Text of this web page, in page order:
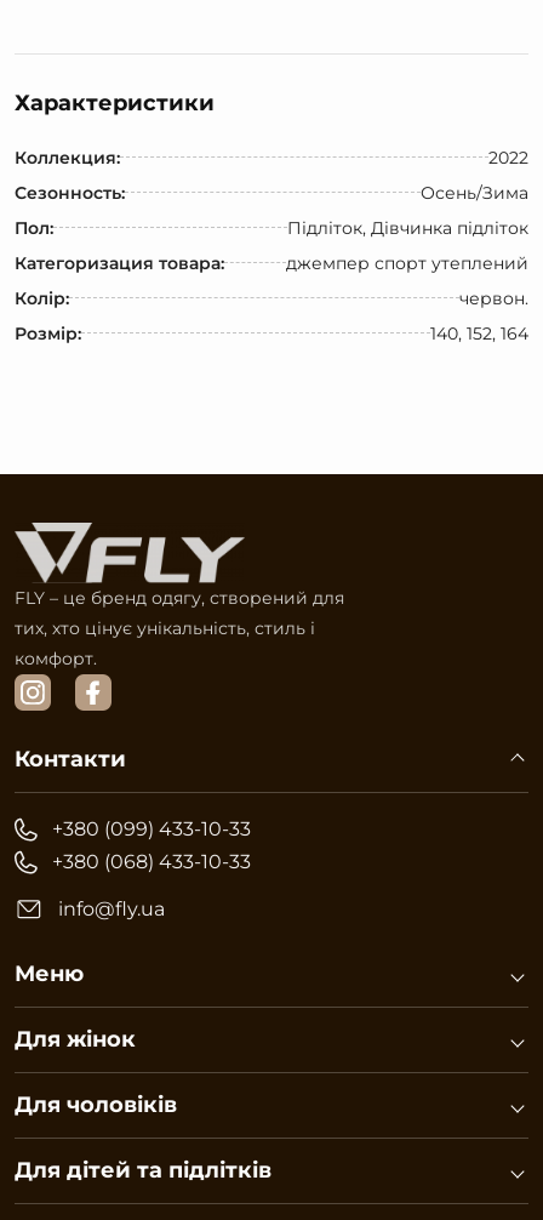
Характеристики
Коллекция:
2022
Сезонность:
Осень/Зима
Пол:
Підліток, Дівчинка підліток
Категоризация товара:
джемпер спорт утеплений
Колір:
червон.
Розмір:
140, 152, 164
FLY – це бренд одягу, створений для
тих, хто цінує унікальність, стиль і
комфорт.
Меню
Контакти
+380 (099) 433-10-33
+380 (068) 433-10-33
info@fly.ua
Для жінок
Для чоловіків
Для дітей та підлітків